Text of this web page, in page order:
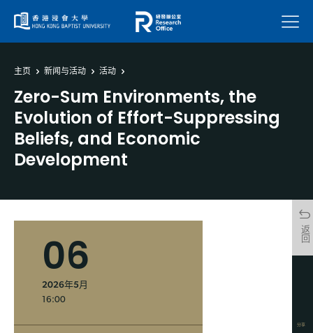
菜单
主页 新闻与活动 活动
Zero-Sum Environments, the
Evolution of Effort-Suppressing
Beliefs, and Economic
Development
返回
06
2026年5月
16:00
分享